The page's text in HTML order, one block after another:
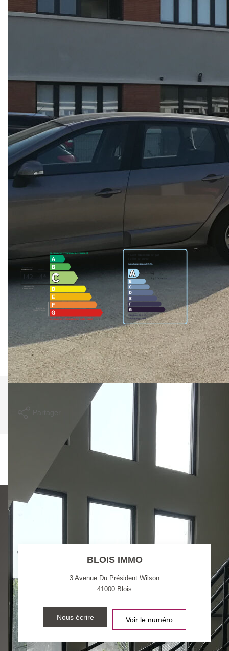
Description
comprenant : entrée sur séjour avec coin cuisine, placard,
chambre salle d'eau avec wc.
Place de parking privative.
Libre début septembre.
Loyer : 463€ + 33€ de charges (ascenseur, commun)
Dépôt de garantie : 463€
Honoraires agence : 308€ (frais de dossier/visites/bail) +
115€ (frais d'état des lieux)
Nos honoraires Nous contacter
Montant estimé des dépenses annuelles d'énergie pour un
usage standard entre 540€ et 780€. Pour la date de
référence 01/01/2021.
Imprimer
Calculer mon budget
Ce bien est soumis à un diagnostic ERP (État
des Risques et Pollutions). Pour en savoir plus,
BLOIS IMMO
3 Avenue Du Président Wilson
41000 Blois
Nous écrire Voir le numéro